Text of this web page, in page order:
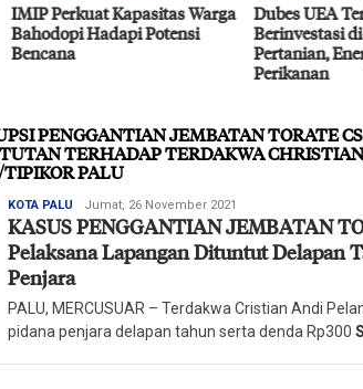
IMIP Perkuat Kapasitas Warga
Bahodopi Hadapi Potensi
Bencana
Dubes UEA
Berinvestasi
Pertanian,
Perikanan
PENGGANTIAN JEMBATAN TORATE
TERHADAP TERDAKWA
PALU
KOTA PALU Redaksi
Harian
Mercusuar
Jumat, 26 November 2021
KASUS PENGGANTIAN JEMBATAN
Pelaksana Lapangan Dituntut Delapan
Penjara
PALU, MERCUSUAR – Terdakwa Cristian Andi
pidana penjara delapan tahun serta denda Rp300